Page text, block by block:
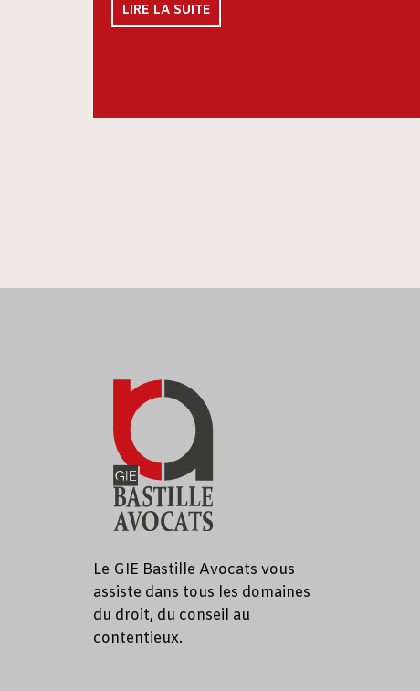
LIRE LA SUITE
Le GIE Bastille Avocats vous
assiste dans tous les domaines
du droit, du conseil au
contentieux.